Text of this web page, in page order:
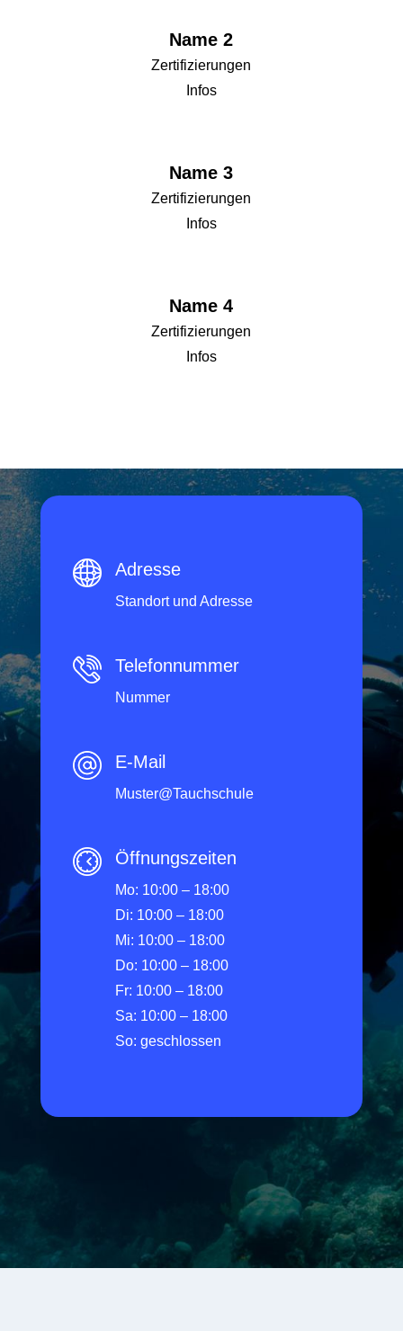
Name 2
Zertifizierungen
Infos
Name 3
Zertifizierungen
Infos
Name 4
Zertifizierungen
Infos
Adresse
Standort und Adresse
Telefonnummer
Nummer
E-Mail
Muster@Tauchschule
Öffnungszeiten
Mo: 10:00 – 18:00
Di: 10:00 – 18:00
Mi: 10:00 – 18:00
Do: 10:00 – 18:00
Fr: 10:00 – 18:00
Sa: 10:00 – 18:00
So: geschlossen